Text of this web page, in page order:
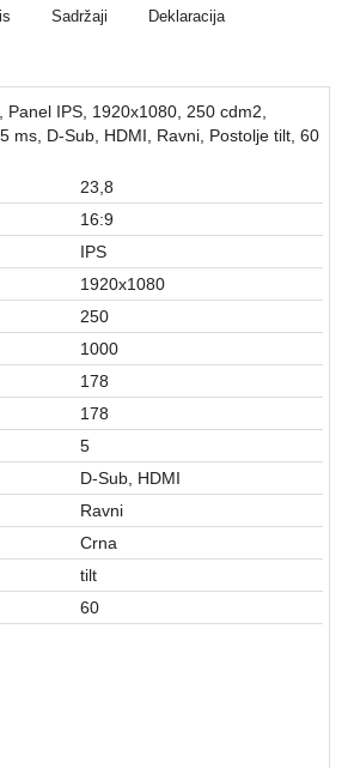
Sadržaji Deklaracija
IPS, 1920x1080, 250 cdm2,
ms, D-Sub, HDMI, Ravni, Postolje tilt, 60
23,8
16:9
IPS
1920x1080
250
1000
178
178
5
D-Sub, HDMI
Ravni
Crna
tilt
60